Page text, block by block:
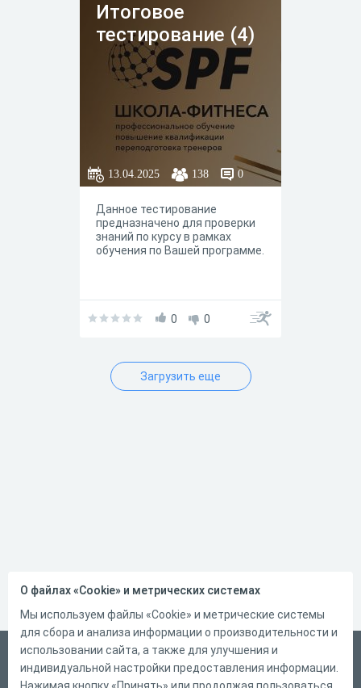
необходимо использовать
именно тебе, для улучшения
качества жизни
Итоговое
тестирование (4)
13.04.2025 138 0
Данное тестирование
предназначено для проверки
знаний по курсу в рамках
обучения по Вашей программе.
0 0
Загрузить еще
Русский
Справка
О файлах «Cookie» и метрических системах
Мы используем файлы «Cookie» и метрические системы
для сбора и анализа информации о производительности и
использовании сайта, а также для улучшения и
индивидуальной настройки предоставления информации.